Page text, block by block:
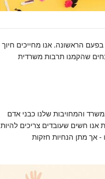
בפעם הראשונה. אנו מחייכים חיוך
שהקמנו תרבות משרדית
והמחויבות שלנו כבני אדם
אנו חשים שעובדים צריכים להיות
- אך מתן הנחיות חזקות